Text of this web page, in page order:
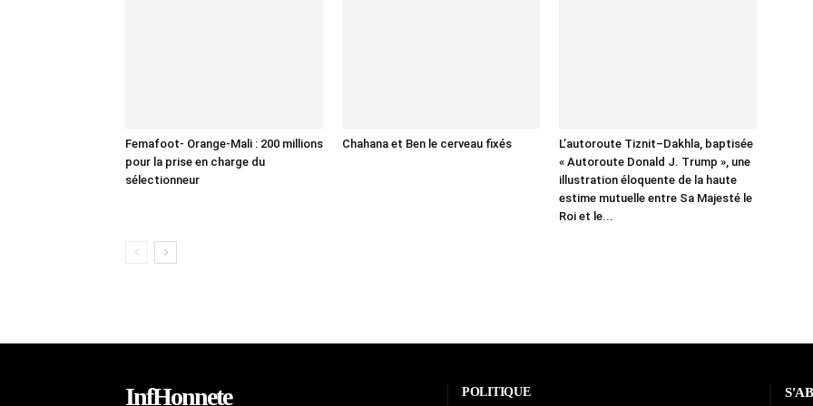
Femafoot- Orange-Mali : 200 millions
pour la prise en charge du
sélectionneur
Chahana et Ben le cerveau fixés
L’autoroute Tiznit–Dakhla, baptisée
« Autoroute Donald J. Trump », une
illustration éloquente de la haute
estime mutuelle entre Sa Majesté le
Roi et le...
InfHonnete POLITIQUE